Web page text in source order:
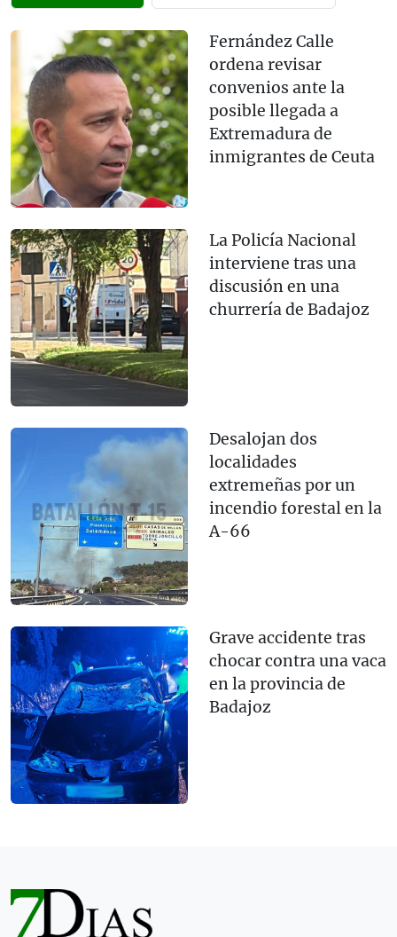
Fernández Calle
ordena revisar
convenios ante la
posible llegada a
Extremadura de
inmigrantes de Ceuta
La Policía Nacional
interviene tras una
discusión en una
churrería de Badajoz
Desalojan dos
localidades
extremeñas por un
incendio forestal en la
A-66
Grave accidente tras
chocar contra una vaca
en la provincia de
Badajoz